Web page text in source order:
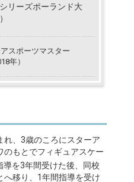
リーズポーランド大
スポーツマスター
年）
れ、3歳のころにスターア
のもとでフィギュアスケー
導を3年間受けた後、同校
へ移り、1年間指導を受け